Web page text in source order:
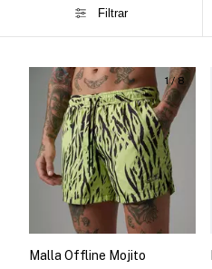
Filtrar
1/8
Malla Offline Mojito